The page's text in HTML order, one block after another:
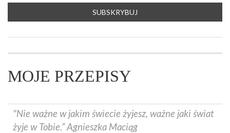
MOJE PRZEPISY
"Nie ważne w jakim świecie żyjesz, ważne jaki świat
żyje w Tobie.” Agnieszka Maciąg